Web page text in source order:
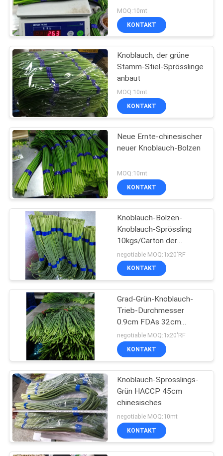
Grüner Bean
Vermicelli
21
Mung Bean Glass
Noodles
38
Nudeln aus Reis mit
Vermicelli
Reisstick Vermicelli
MOQ:10mt
KONTAKT
Knoblauch, der grüne
Stamm-Stiel-Sprösslinge
anbaut
MOQ:10mt
KONTAKT
Neue Ernte-chinesischer
neuer Knoblauch-Bolzen
MOQ:10mt
KONTAKT
Knoblauch-Bolzen-
Knoblauch-Sprössling
10kgs/Carton der
Längen-45cm frischer
negotiable MOQ:1x20'RF
KONTAKT
Grad-Grün-Knoblauch-
Trieb-Durchmesser
0.9cm FDAs 32cm
Längen-A
negotiable MOQ:1x20'RF
KONTAKT
Knoblauch-Sprösslings-
Grün HACCP 45cm
chinesisches
negotiable MOQ:10mt
KONTAKT